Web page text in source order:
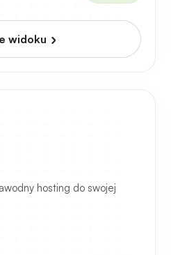
widoku
hosting do swojej